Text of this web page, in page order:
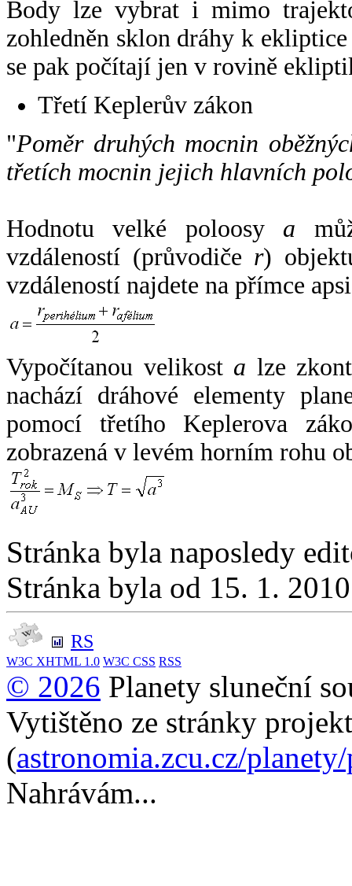
Body lze vybrat i mimo
zohledněn sklon dráhy k
se pak počítají jen v rovině
Třetí Keplerův zákon
"Poměr druhých mocnin
třetích mocnin jejich hlavních
Hodnotu velké poloosy a
vzdáleností (průvodiče r)
vzdáleností najdete na přímce
Vypočítanou velikost a lze
nachází dráhové elementy
pomocí třetího Keplerova
zobrazená v levém horním rohu
Stránka byla naposledy
Stránka byla od 15. 1.
RS
W3C XHTML 1.0 W3C CSS RSS
© 2026 Planety sluneční
Vytištěno ze stránky
(astronomia.zcu.cz/
Nahrávám...